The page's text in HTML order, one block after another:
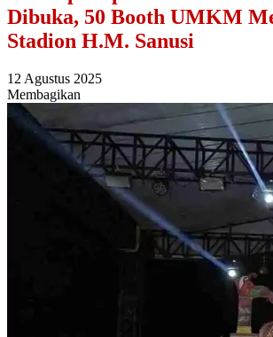
Dibuka, 50 Booth UMKM
Stadion H.M. Sanusi
12 Agustus 2025
Membagikan